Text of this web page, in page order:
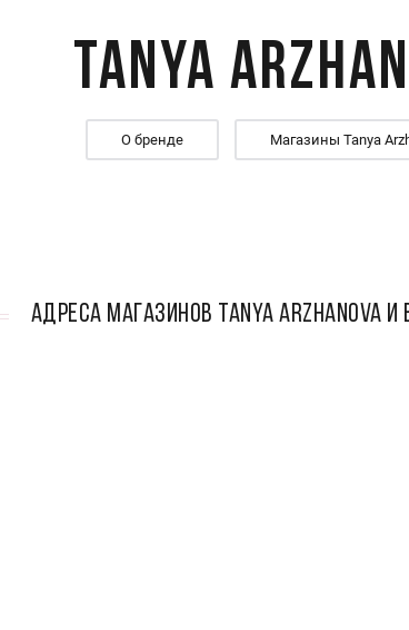
Tanya
О бренде Магазины Tanya
АДРЕСА МАГАЗИНОВ Tanya Arzhanova И